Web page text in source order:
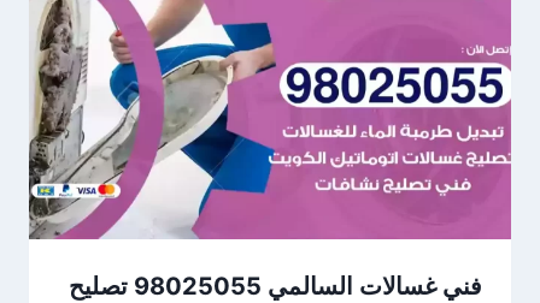
فني غسالات السالمي 98025055 تصليح